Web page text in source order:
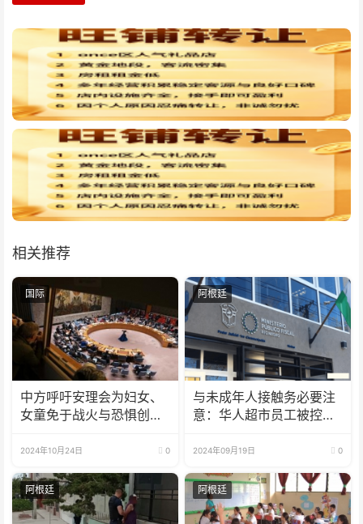
相关推荐
国际
中方呼吁安理会为妇女、
女童免于战火与恐惧创造
2024年10月24日 0
阿根廷
与未成年人接触务必要注
意：华人超市员工被控侵
2024年09月19日 0
阿根廷 阿根廷